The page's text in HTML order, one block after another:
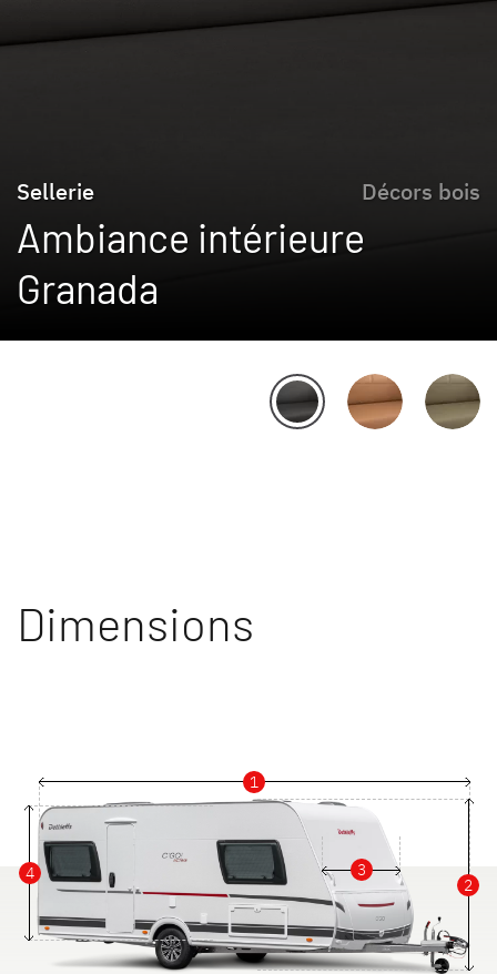
Ambiance intérieure
Granada
Sellerie Décors bois
Dimensions
1
2
3
4